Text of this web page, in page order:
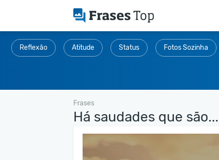
Reflexão Atitude Status Fotos Sozinha
Frases
Há saudades que são...